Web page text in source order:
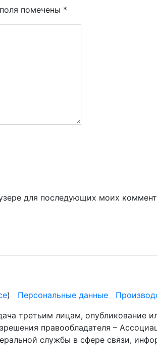
помечены *
для последующих моих
) Персональные данные
третьим лицам, опубликование
правообладателя –
службы в сфере связи,